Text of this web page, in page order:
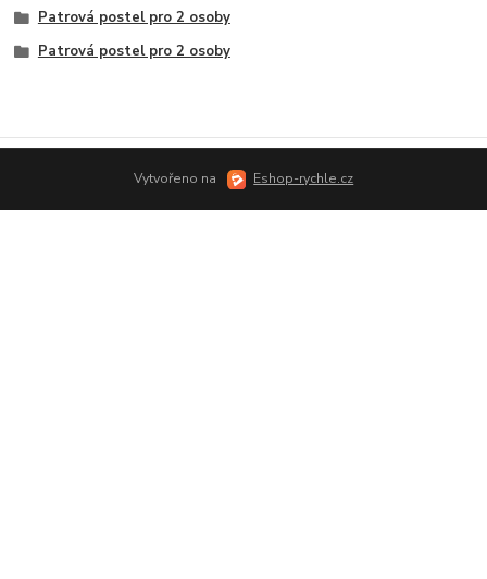
Patrová postel pro 2 osoby
Patrová postel pro 2 osoby
Vytvořeno na Eshop-rychle.cz